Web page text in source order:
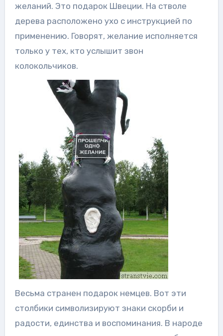
желаний. Это подарок Швеции. На стволе
дерева расположено ухо с инструкцией по
применению. Говорят, желание исполняется
только у тех, кто услышит звон
колокольчиков.
Весьма странен подарок немцев. Вот эти
столбики символизируют знаки скорби и
радости, единства и воспоминания. В народе